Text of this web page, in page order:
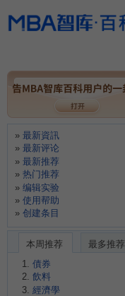
最新資訊
最新评论
最新推荐
热门推荐
编辑实验
使用帮助
创建条目
本周推荐
最多推荐
債券
飲料
經濟學